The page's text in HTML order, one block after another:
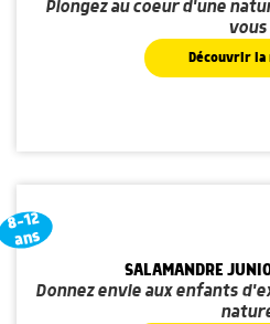
Plongez au coeur d'une
vous
Découvrir la
8-12
ans
SALAMANDRE
Donnez envie aux enfants